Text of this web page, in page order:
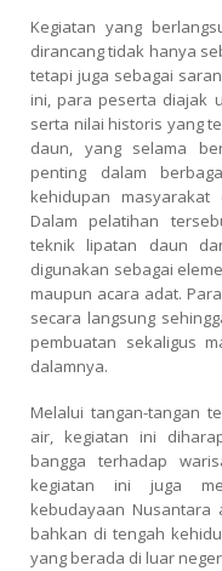
Kegiatan yang
dirancang tidak hanya
tetapi juga sebagai
ini, para peserta diajak
serta nilai historis yang
daun, yang selama
penting dalam
kehidupan
Dalam pelatihan
teknik lipatan daun
digunakan sebagai
maupun acara adat.
secara langsung
pembuatan sekaligus
dalamnya.
Melalui tangan-tangan
air, kegiatan ini
bangga terhadap
kegiatan ini juga
kebudayaan Nusantara
bahkan di tengah
yang berada di luar